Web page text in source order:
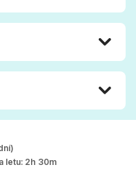
letu: 2h 30m